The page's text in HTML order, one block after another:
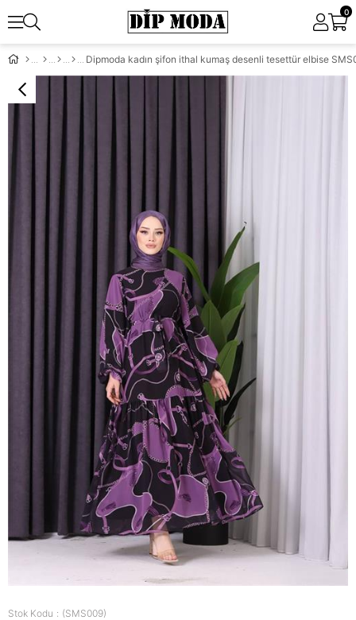
0
Dipmoda kadın şifon ithal kumaş desenli tesettür elbise
Stok Kodu (SMS009)